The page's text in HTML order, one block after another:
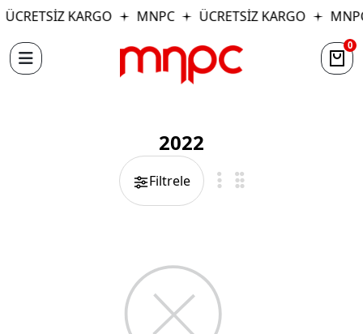
ÜCRETSİZ KARGO MNPC ÜCRETSİZ KARGO
0
2022
Filtrele